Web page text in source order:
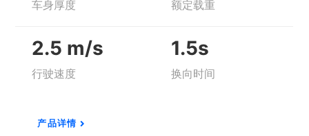
车身厚度 额定载重
2.5 m/s
行驶速度
1.5s
换向时间
产品详情